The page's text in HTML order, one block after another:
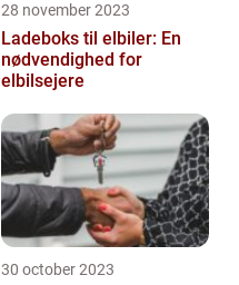
28 november 2023
Ladeboks til elbiler: En
nødvendighed for
elbilsejere
30 october 2023